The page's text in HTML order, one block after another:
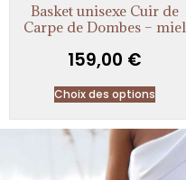
Basket unisexe Cuir de
Carpe de Dombes – miel
159,00 €
Choix des options